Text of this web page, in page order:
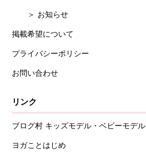
＞ お知らせ
掲載希望について
プライバシーポリシー
お問い合わせ
リンク
ブログ村 キッズモデル・ベビーモデル
ヨガことはじめ